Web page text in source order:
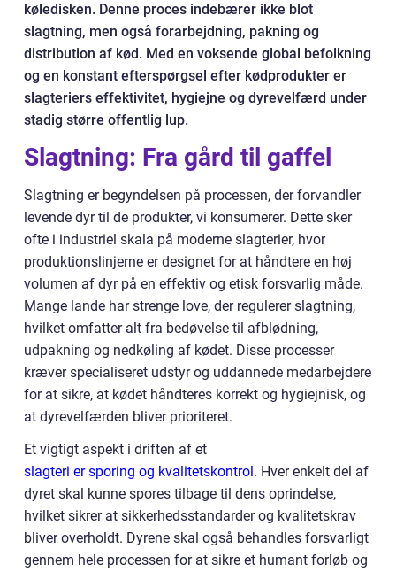
køledisken. Denne proces indebærer ikke blot
slagtning, men også forarbejdning, pakning og
distribution af kød. Med en voksende global befolkning
og en konstant efterspørgsel efter kødprodukter er
slagteriers effektivitet, hygiejne og dyrevelfærd under
stadig større offentlig lup.
Slagtning: Fra gård til gaffel
Slagtning er begyndelsen på processen, der forvandler
levende dyr til de produkter, vi konsumerer. Dette sker
ofte i industriel skala på moderne slagterier, hvor
produktionslinjerne er designet for at håndtere en høj
volumen af dyr på en effektiv og etisk forsvarlig måde.
Mange lande har strenge love, der regulerer slagtning,
hvilket omfatter alt fra bedøvelse til afblødning,
udpakning og nedkøling af kødet. Disse processer
kræver specialiseret udstyr og uddannede medarbejdere
for at sikre, at kødet håndteres korrekt og hygiejnisk, og
at dyrevelfærden bliver prioriteret.
Et vigtigt aspekt i driften af et
slagteri er sporing og kvalitetskontrol. Hver enkelt del af
dyret skal kunne spores tilbage til dens oprindelse,
hvilket sikrer at sikkerhedsstandarder og kvalitetskrav
bliver overholdt. Dyrene skal også behandles forsvarligt
gennem hele processen for at sikre et humant forløb og